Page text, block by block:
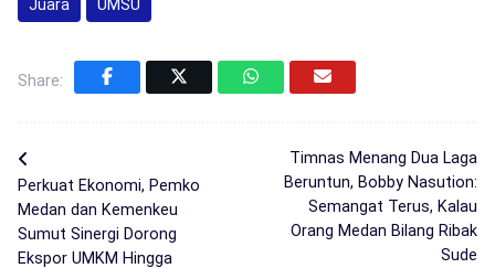
Juara UMSU
Share:
Perkuat Ekonomi, Pemko
Medan dan Kemenkeu
Sumut Sinergi Dorong
Ekspor UMKM Hingga
Timnas Menang Dua Laga
Beruntun, Bobby Nasution:
Semangat Terus, Kalau
Orang Medan Bilang Ribak
Sude